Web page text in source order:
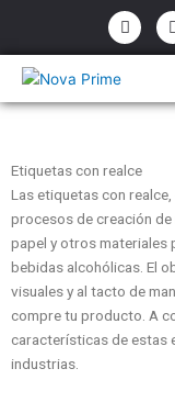
contenido
P
h
o
-
Etiquetas con realce
Las etiquetas con
procesos de creación de
papel y otros materiales
bebidas alcohólicas. El
visuales y al tacto de
compre tu producto. A
características de estas
industrias.